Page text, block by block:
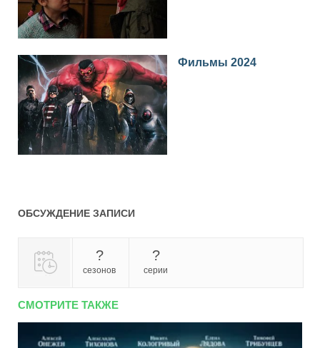
Фильмы 2024
ОБСУЖДЕНИЕ ЗАПИСИ
?
сезонов
?
серии
СМОТРИТЕ ТАКЖЕ